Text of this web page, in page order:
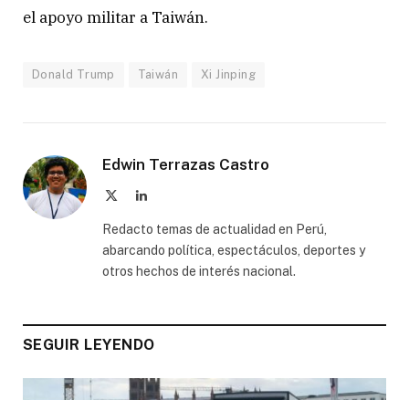
el apoyo militar a Taiwán.
Donald Trump Taiwán Xi Jinping
Edwin Terrazas Castro
LinkedIn
Redacto temas de actualidad en Perú,
abarcando política, espectáculos, deportes y
otros hechos de interés nacional.
SEGUIR LEYENDO